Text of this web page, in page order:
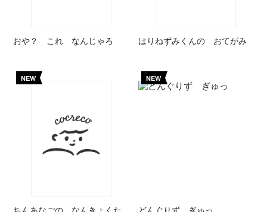
おや？ これ なんじゃろ はりねずみくんの おてがみ
NEW
ちんあなごの なんきょくた
NEW
どんぐりず ぎゅっ